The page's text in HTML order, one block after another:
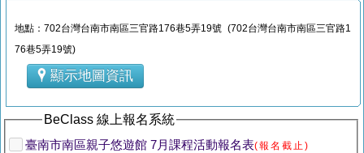
地點：702台灣台南市南區三官路176巷5弄19號 (702台灣台南市南區三官路1
76巷5弄19號)
顯示地圖資訊
BeClass 線上報名系統
臺南市南區親子悠遊館 7月課程活動報名表(報名截止)